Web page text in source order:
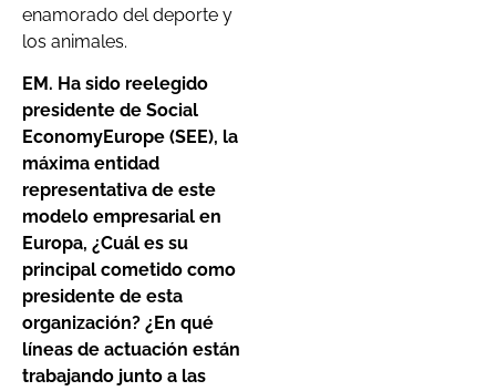
enamorado del deporte y
los animales.
EM. Ha sido reelegido
presidente de Social
EconomyEurope (SEE), la
máxima entidad
representativa de este
modelo empresarial en
Europa, ¿Cuál es su
principal cometido como
presidente de esta
organización? ¿En qué
líneas de actuación están
trabajando junto a las